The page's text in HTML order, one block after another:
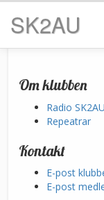
SK2AU
Om klubben
Radio SK2AU
Repeatrar
Kontakt
E-post
E-post